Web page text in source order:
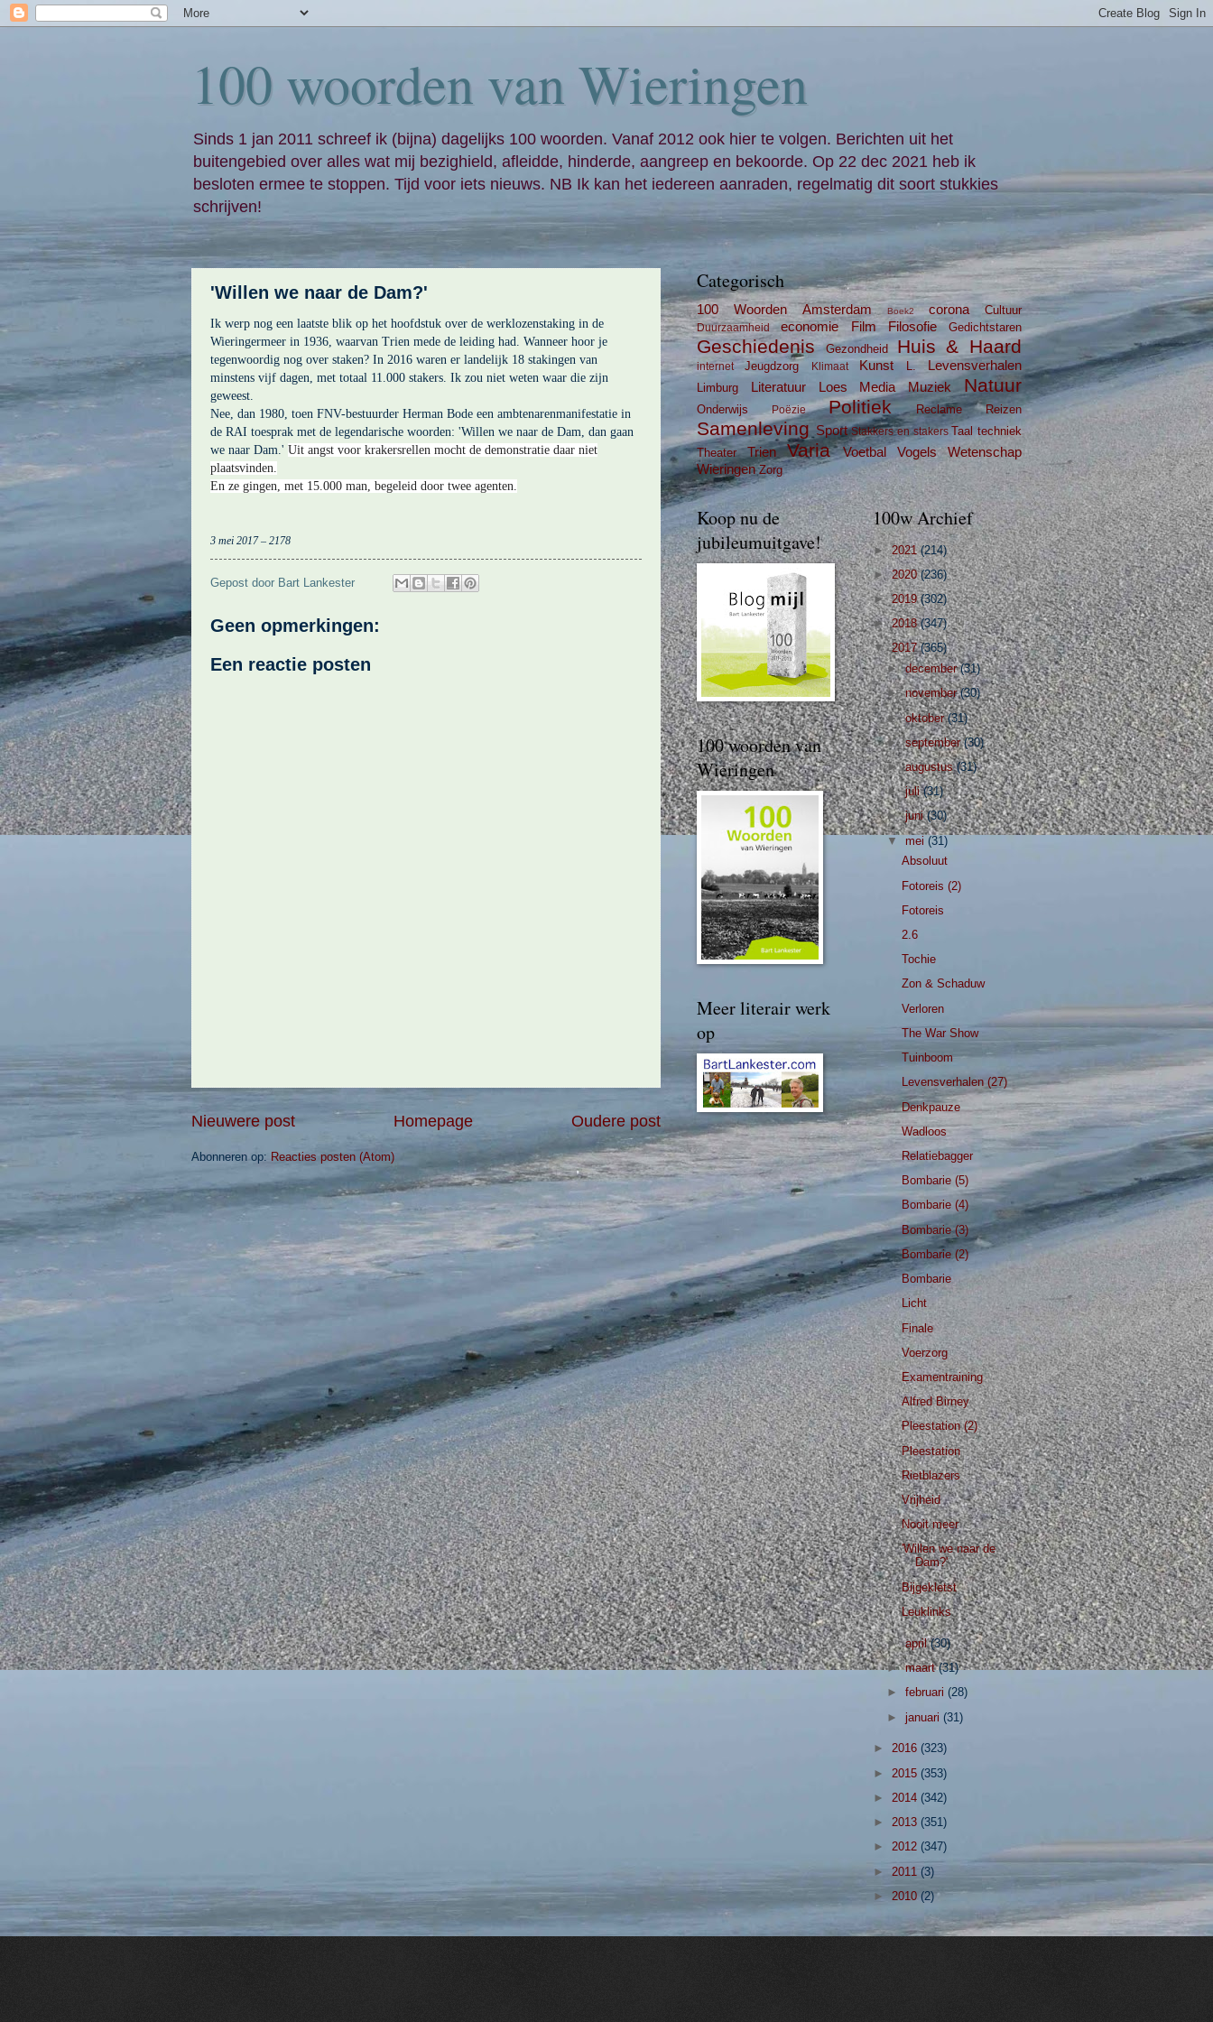
100 woorden van Wieringen
Sinds 1 jan 2011 schreef ik (bijna) dagelijks 100 woorden. Vanaf 2012 ook hier te volgen. Berichten uit het
buitengebied over alles wat mij bezighield, afleidde, hinderde, aangreep en bekoorde. Op 22 dec 2021 heb ik
besloten ermee te stoppen. Tijd voor iets nieuws. NB Ik kan het iedereen aanraden, regelmatig dit soort stukkies
schrijven!
'Willen we naar de Dam?'
Ik werp nog een laatste blik op het hoofdstuk over de werklozenstaking in de
Wieringermeer in 1936, waarvan Trien mede de leiding had. Wanneer hoor je
tegenwoordig nog over staken? In 2016 waren er landelijk 18 stakingen van
minstens vijf dagen, met totaal 11.000 stakers. Ik zou niet weten waar die zijn
geweest.
Nee, dan 1980, toen FNV-bestuurder Herman Bode een ambtenarenmanifestatie in
de RAI toesprak met de legendarische woorden: 'Willen we naar de Dam, dan gaan
we naar Dam.' Uit angst voor krakersrellen mocht de demonstratie daar niet
plaatsvinden.
En ze gingen, met 15.000 man, begeleid door twee agenten.
3 mei 2017 – 2178
Gepost door Bart Lankester
Geen opmerkingen:
Een reactie posten
Nieuwere post Oudere post
Homepage
Abonneren op: Reacties posten (Atom)
Categorisch
100 Woorden Amsterdam Boek2 corona Cultuur
Duurzaamheid economie Film Filosofie Gedichtstaren
Geschiedenis Gezondheid Huis & Haard
internet Jeugdzorg Klimaat Kunst L. Levensverhalen
Limburg Literatuur Loes Media Muziek Natuur
Onderwijs Poëzie Politiek Reclame Reizen
Samenleving Sport Stakkers en stakers Taal techniek
Theater
Trien Varia Voetbal Vogels
Wetenschap
Wieringen Zorg
Koop nu de
jubileumuitgave!
100 woorden van
Wieringen
Meer literair werk
op
100w Archief
►2021(214)
►2020(236)
►2019(302)
►2018(347)
▼2017(365)
►december(31)
►november(30)
►oktober(31)
►september(30)
►augustus(31)
►juli(31)
►juni(30)
▼ mei(31)
Absoluut
Fotoreis (2)
Fotoreis
2.6
Tochie
Zon & Schaduw
Verloren
The War Show
Tuinboom
Levensverhalen (27)
Denkpauze
Wadloos
Relatiebagger
Bombarie (5)
Bombarie (4)
Bombarie (3)
Bombarie (2)
Bombarie
Licht
Finale
Voerzorg
Examentraining
Alfred Birney
Pleestation (2)
Pleestation
Rietblazers
Vrijheid
Nooit meer
'Willen we naar de
Dam?'
Bijgekletst
Leuklinks
►april(30)
►maart(31)
►februari(28)
►januari(31)
► 2016 (323)
► 2015 (353)
► 2014 (342)
► 2013 (351)
► 2012 (347)
► 2011 (3)
► 2010(2)